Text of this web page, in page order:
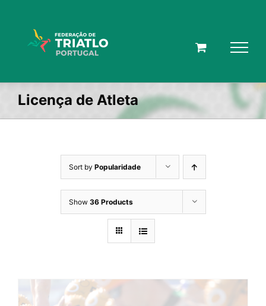
Licença de Atleta
Sort by Popularidade
Show 36 Products